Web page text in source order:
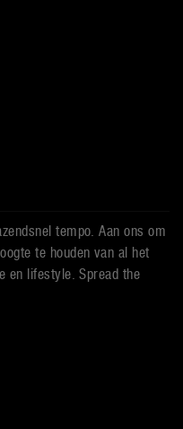
tempo. Aan ons om
te houden van al het
en lifestyle. Spread the